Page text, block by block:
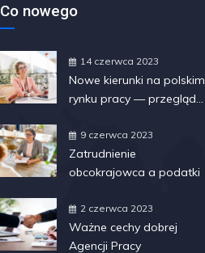
Co nowego
14 czerwca 2023
Nowe kierunki na polskim
rynku pracy — przegląd
ewolucji
9 czerwca 2023
Zatrudnienie
obcokrajowca a podatki
2 czerwca 2023
Ważne cechy dobrej
Agencji Pracy